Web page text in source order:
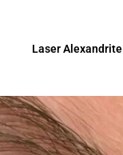
Laser Alexandrite